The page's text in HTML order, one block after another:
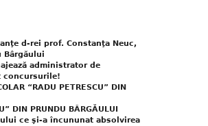
d-rei prof. Constanţa Neuc,
Bârgăului
administrator de
concursurile!
“RADU PETRESCU” DIN
DIN PRUNDU BÂRGĂULUI
ce şi-a încununat absolvirea